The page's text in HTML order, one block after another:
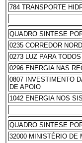
784 TRANSPORTE
QUADRO SINTESE
0235 CORREDOR
0273 LUZ PARA TODOS
0296 ENERGIA NAS
0807 INVESTIMENTO
DE APOIO
1042 ENERGIA NOS
QUADRO SINTESE
32000 MINISTÉRIO DE